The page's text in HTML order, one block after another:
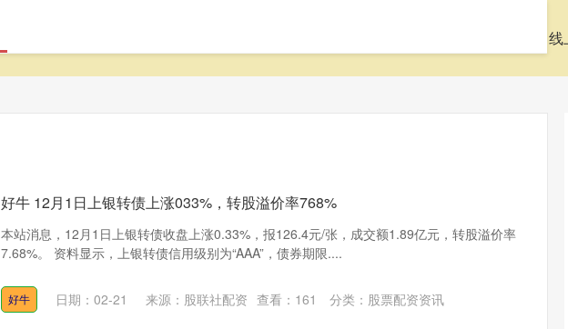
线
好牛 12月1日上银转债上涨033%，转股溢价率768%
本站消息，12月1日上银转债收盘上涨0.33%，报126.4元/张，成交额1.89亿元，转股溢价率
7.68%。 资料显示，上银转债信用级别为“AAA”，债券期限....
好牛 日期：02-21 来源：股联社配资 查看： 161 分类： 股票配资资讯